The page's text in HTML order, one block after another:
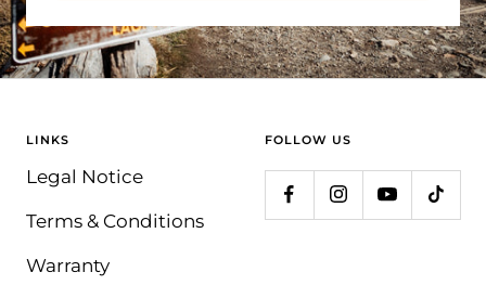
LINKS
Legal Notice
Terms & Conditions
Warranty
FOLLOW US